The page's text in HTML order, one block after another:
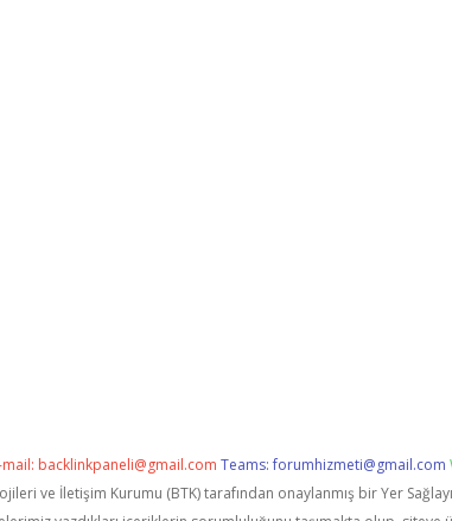
mail: backlinkpaneli@gmail.com Teams:forumhizmeti@gmail.com
ve İletişim Kurumu (BTK) tarafından onaylanmış bir Yer